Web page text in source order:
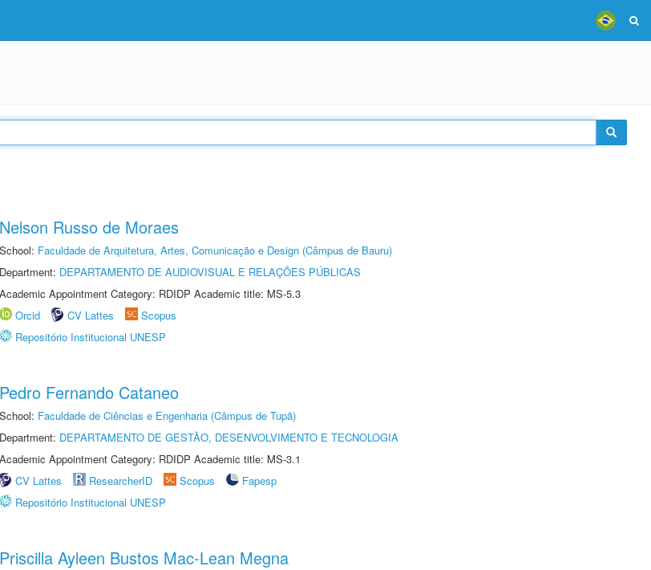
Nelson Russo de Moraes
School: Faculdade de Arquitetura, Artes, Comunicação e Design (Câmpus de Bauru)
Department: DEPARTAMENTO DE AUDIOVISUAL E RELAÇÕES PÚBLICAS
Academic Appointment Category: RDIDP Academic title: MS-5.3
Orcid
CV Lattes
Scopus
Repositório Institucional UNESP
Pedro Fernando Cataneo
School: Faculdade de Ciências e Engenharia (Câmpus de Tupã)
Department: DEPARTAMENTO DE GESTÃO, DESENVOLVIMENTO E TECNOLOGIA
Academic Appointment Category: RDIDP Academic title: MS-3.1
CV Lattes
ResearcherID Scopus
Fapesp
Repositório Institucional UNESP
Priscilla Ayleen Bustos Mac-Lean Megna